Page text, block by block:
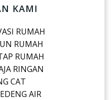
KAMI
RUMAH
RUMAH
RUMAH
RINGAN
CAT
AIR